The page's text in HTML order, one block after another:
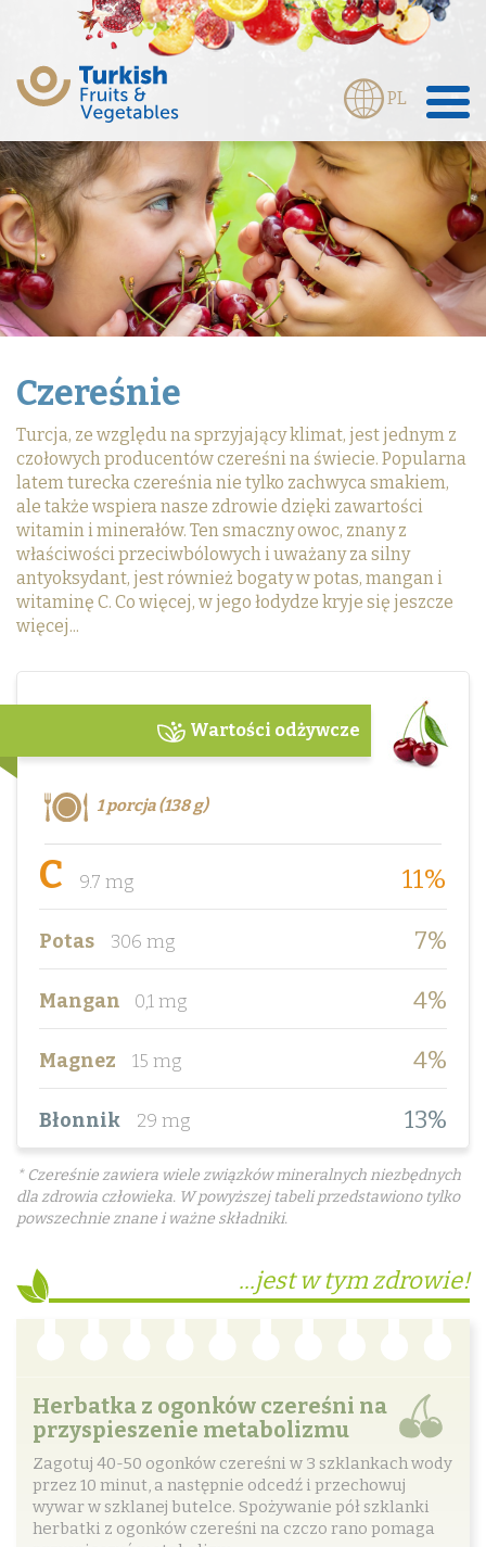
PL
Czereśnie
Turcja, ze względu na sprzyjający klimat, jest jednym z
czołowych producentów czereśni na świecie. Popularna
latem turecka czereśnia nie tylko zachwyca smakiem,
ale także wspiera nasze zdrowie dzięki zawartości
witamin i minerałów. Ten smaczny owoc, znany z
właściwości przeciwbólowych i uważany za silny
antyoksydant, jest również bogaty w potas, mangan i
witaminę C. Co więcej, w jego łodydze kryje się jeszcze
więcej...
Wartości odżywcze
1 porcja (138 g)
C 9.7 mg 11%
Potas 306 mg 7%
Mangan 0,1 mg 4%
Magnez 15 mg 4%
Błonnik 29 mg 13%
* Czereśnie zawiera wiele związków mineralnych niezbędnych
dla zdrowia człowieka. W powyższej tabeli przedstawiono tylko
powszechnie znane i ważne składniki.
...jest w tym zdrowie!
Herbatka z ogonków czereśni na
przyspieszenie metabolizmu
Zagotuj 40-50 ogonków czereśni w 3 szklankach wody
przez 10 minut, a następnie odcedź i przechowuj
wywar w szklanej butelce. Spożywanie pół szklanki
herbatki z ogonków czereśni na czczo rano pomaga